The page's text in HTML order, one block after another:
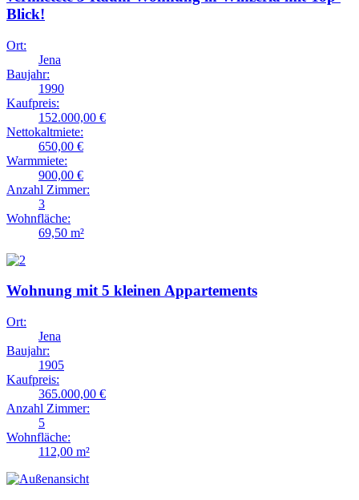
Blick!
Ort:
Jena
Baujahr:
1990
Kaufpreis:
152.000,00 €
Nettokaltmiete:
650,00 €
Warmmiete:
900,00 €
Anzahl Zimmer:
3
Wohnfläche:
69,50 m²
Wohnung mit 5 kleinen Appartements
Ort:
Jena
Baujahr:
1905
Kaufpreis:
365.000,00 €
Anzahl Zimmer:
5
Wohnfläche:
112,00 m²